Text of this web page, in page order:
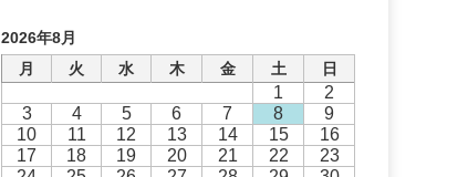
2026年8月
月
火 水 木 金 土 日
1
2
3
4 5 6 7 8
9
10
11 12 13 14 15
16
17
18 19 20 21 22
23